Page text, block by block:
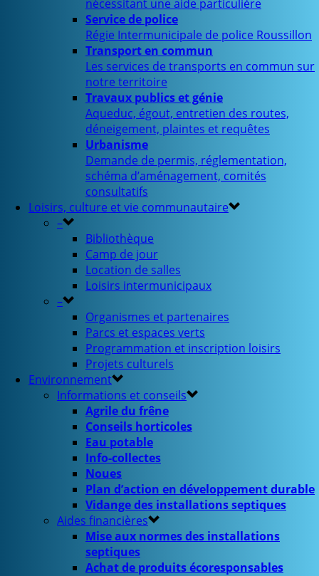
nécessitant une aide particulière
Service de police
Régie Intermunicipale de police Roussillon
Transport en commun
Les services de transports en commun sur
notre territoire
Travaux publics et génie
Aqueduc, égout, entretien des routes,
déneigement, plaintes et requêtes
Urbanisme
Demande de permis, réglementation,
schéma d’aménagement, comités
consultatifs
Loisirs, culture et vie communautaire
–
Bibliothèque
Camp de jour
Location de salles
Loisirs intermunicipaux
–
Organismes et partenaires
Parcs et espaces verts
Programmation et inscription loisirs
Projets culturels
Environnement
Informations et conseils
Agrile du frêne
Conseils horticoles
Eau potable
Info-collectes
Noues
Plan d’action en développement durable
Vidange des installations septiques
Aides financières
Mise aux normes des installations
septiques
Achat de produits écoresponsables